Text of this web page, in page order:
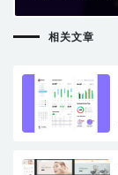
相关文章